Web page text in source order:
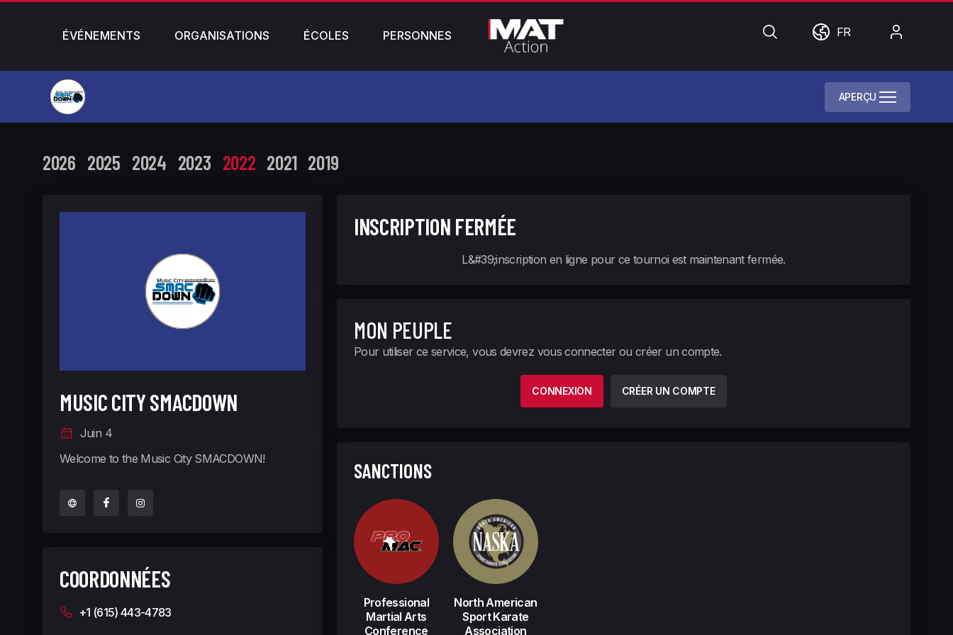
ÉVÉNEMENTS ORGANISATIONS ÉCOLES PERSONNES ChercherMonde
FR
APERÇU
2026 2025 2024 2023 2022 2021 2019
MUSIC CITY SMACDOWN
Juin 4
Welcome to the Music City SMACDOWN!
COORDONNÉES
+1 (615) 443-4783
INSCRIPTION FERMÉE
L&#39;inscription en ligne pour ce tournoi est maintenant fermée.
MON PEUPLE
Pour utiliser ce service, vous devrez vous connecter ou créer un compte.
CONNEXION CRÉER UN COMPTE
SANCTIONS
Professional
Martial Arts
Conference
North American
Sport Karate
Association